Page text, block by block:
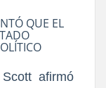
QUE EL
afirmó